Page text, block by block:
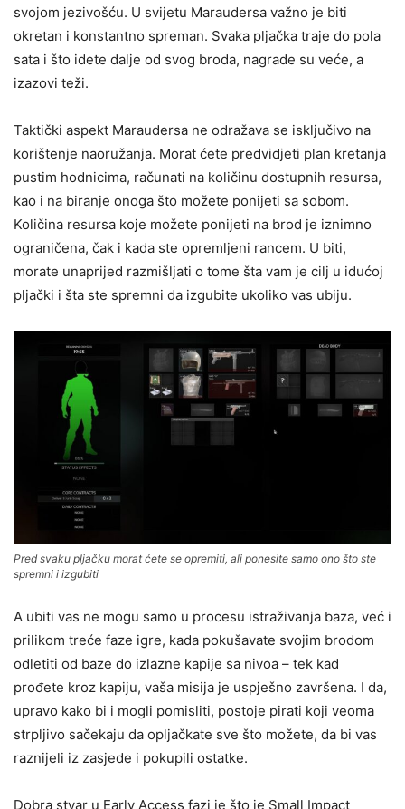
svojom jezivošću. U svijetu Maraudersa važno je biti
okretan i konstantno spreman. Svaka pljačka traje do pola
sata i što idete dalje od svog broda, nagrade su veće, a
izazovi teži.
Taktički aspekt Maraudersa ne odražava se isključivo na
korištenje naoružanja. Morat ćete predvidjeti plan kretanja
pustim hodnicima, računati na količinu dostupnih resursa,
kao i na biranje onoga što možete ponijeti sa sobom.
Količina resursa koje možete ponijeti na brod je iznimno
ograničena, čak i kada ste opremljeni rancem. U biti,
morate unaprijed razmišljati o tome šta vam je cilj u idućoj
pljački i šta ste spremni da izgubite ukoliko vas ubiju.
Pred svaku pljačku morat ćete se opremiti, ali ponesite samo ono što ste
spremni i izgubiti
A ubiti vas ne mogu samo u procesu istraživanja baza, već i
prilikom treće faze igre, kada pokušavate svojim brodom
odletiti od baze do izlazne kapije sa nivoa – tek kad
prođete kroz kapiju, vaša misija je uspješno završena. I da,
upravo kako bi i mogli pomisliti, postoje pirati koji veoma
strpljivo sačekaju da opljačkate sve što možete, da bi vas
raznijeli iz zasjede i pokupili ostatke.
Dobra stvar u Early Access fazi je što je Small Impact